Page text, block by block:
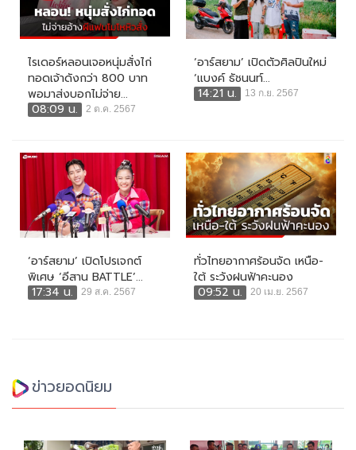
ไรเดอร์หลอนเจอหนุ่มสั่งไก่
ทอดเจ้าดังกว่า 800 บาท
พอมาส่งบอกไม่จ่าย...
08:09 น.
2 ต.ค. 2567
‘อาร์สยาม’ เปิดตัวศิลปินใหม่
‘แบงค์ ธัชนนท์...
14:21 น.
13 ก.ย. 2567
‘อาร์สยาม’ เปิดโปรเจกต์
พิเศษ ‘อีสาน BATTLE’...
17:34 น.
29 ส.ค. 2567
ทั่วไทยอากาศร้อนจัด เหนือ-
ใต้ ระวังฝนฟ้าคะนอง
09:52 น.
20 เม.ย. 2567
ข่าวยอดนิยม